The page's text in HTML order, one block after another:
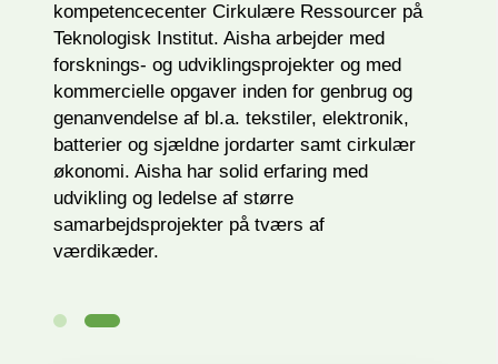
kompetencecenter Cirkulære Ressourcer på
Teknologisk Institut. Aisha arbejder med
forsknings- og udviklingsprojekter og med
kommercielle opgaver inden for genbrug og
genanvendelse af bl.a. tekstiler, elektronik,
batterier og sjældne jordarter samt cirkulær
økonomi. Aisha har solid erfaring med
udvikling og ledelse af større
samarbejdsprojekter på tværs af
værdikæder.